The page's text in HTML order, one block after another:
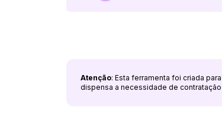
Atenção: Esta ferramenta foi criada
dispensa a necessidade de